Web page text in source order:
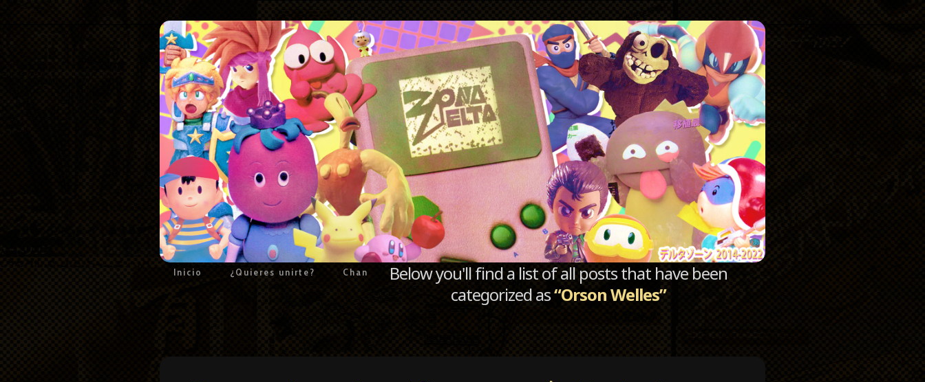
Inicio ¿Quieres unirte? Chan
Below you'll find a list of all posts that have been
categorized as“Orson Welles”